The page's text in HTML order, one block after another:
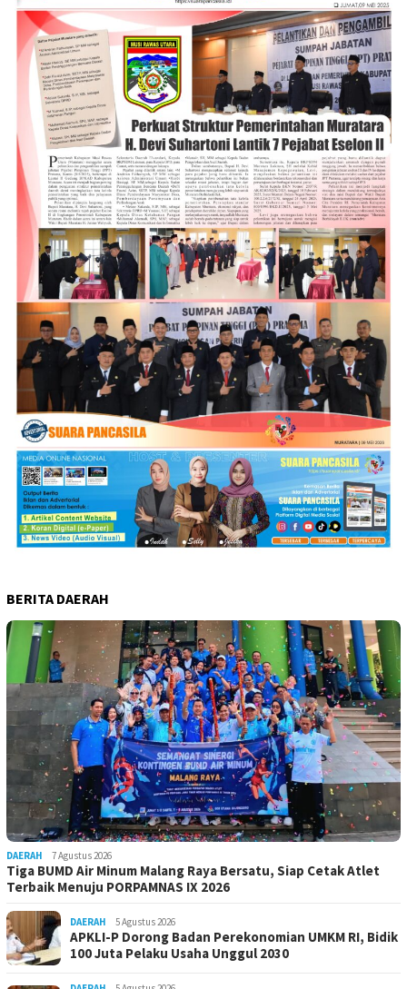
BERITA DAERAH
DAERAH 7 Agustus 2026
Tiga BUMD Air Minum Malang Raya Bersatu, Siap Cetak Atlet
Terbaik Menuju PORPAMNAS IX 2026
DAERAH 5 Agustus 2026
APKLI-P Dorong Badan Perekonomian UMKM RI, Bidik
100 Juta Pelaku Usaha Unggul 2030